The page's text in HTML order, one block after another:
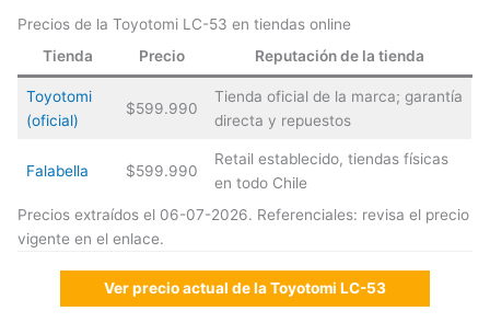
Precios de la Toyotomi LC-53 en tiendas online
Tienda
Precio Reputación de la tienda
Toyotomi
(oficial)
$599.990
Tienda oficial de la marca; garantía
directa y repuestos
Falabella $599.990
Retail establecido, tiendas físicas
en todo Chile
Precios extraídos el 06-07-2026. Referenciales: revisa el precio
vigente en el enlace.
Ver precio actual de la Toyotomi LC-53